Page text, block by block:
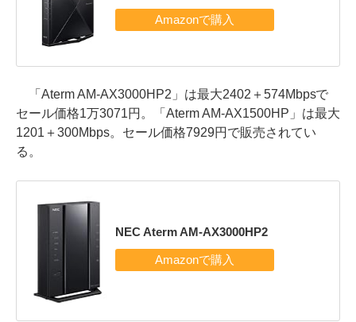
「Aterm AM-AX3000HP2」は最大2402＋574Mbpsで
セール価格1万3071円。「Aterm AM-AX1500HP」は最大
1201＋300Mbps。セール価格7929円で販売されてい
る。
NEC Aterm AM-AX3000HP2